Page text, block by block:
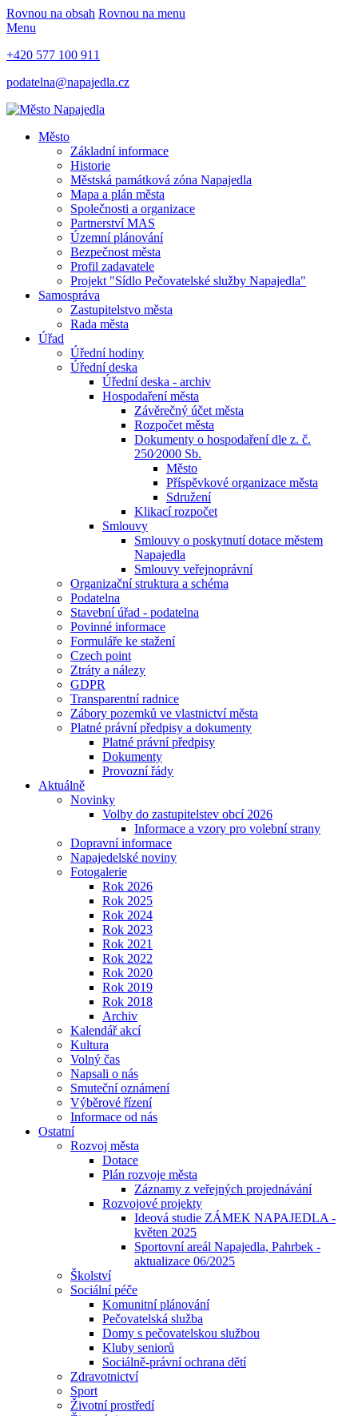
Rovnou na obsah Rovnou na menu
Menu
+420 577 100 911
podatelna@napajedla.cz
Město
Základní informace
Historie
Městská památková zóna Napajedla
Mapa a plán města
Společnosti a organizace
Partnerství MAS
Územní plánování
Bezpečnost města
Profil zadavatele
Projekt "Sídlo Pečovatelské služby Napajedla"
Samospráva
Zastupitelstvo města
Rada města
Úřad
Úřední hodiny
Úřední deska
Úřední deska - archiv
Hospodaření města
Závěrečný účet města
Rozpočet města
Dokumenty o hospodaření dle z. č.
250⁄2000 Sb.
Město
Příspěvkové organizace města
Sdružení
Klikací rozpočet
Smlouvy
Smlouvy o poskytnutí dotace městem
Napajedla
Smlouvy veřejnoprávní
Organizační struktura a schéma
Podatelna
Stavební úřad - podatelna
Povinné informace
Formuláře ke stažení
Czech point
Ztráty a nálezy
GDPR
Transparentní radnice
Zábory pozemků ve vlastnictví města
Platné právní předpisy a dokumenty
Platné právní předpisy
Dokumenty
Provozní řády
Aktuálně
Novinky
Volby do zastupitelstev obcí 2026
Informace a vzory pro volební strany
Dopravní informace
Napajedelské noviny
Fotogalerie
Rok 2026
Rok 2025
Rok 2024
Rok 2023
Rok 2021
Rok 2022
Rok 2020
Rok 2019
Rok 2018
Archiv
Kalendář akcí
Kultura
Volný čas
Napsali o nás
Smuteční oznámení
Výběrové řízení
Informace od nás
Ostatní
Rozvoj města
Dotace
Plán rozvoje města
Záznamy z veřejných projednávání
Rozvojové projekty
Ideová studie ZÁMEK NAPAJEDLA -
květen 2025
Sportovní areál Napajedla, Pahrbek -
aktualizace 06/2025
Školství
Sociální péče
Komunitní plánování
Pečovatelská služba
Domy s pečovatelskou službou
Kluby seniorů
Sociálně-právní ochrana dětí
Zdravotnictví
Sport
Životní prostředí